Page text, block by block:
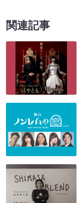
関連記事